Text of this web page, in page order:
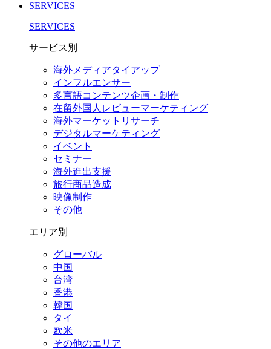
SERVICES
SERVICES
サービス別
海外メディアタイアップ
インフルエンサー
多言語コンテンツ企画・制作
在留外国⼈レビューマーケティング
海外マーケットリサーチ
デジタルマーケティング
イベント
セミナー
海外進出支援
旅行商品造成
映像制作
その他
エリア別
グローバル
中国
台湾
香港
韓国
タイ
欧米
その他のエリア